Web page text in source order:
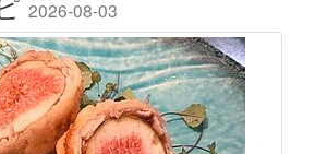
2026-08-03